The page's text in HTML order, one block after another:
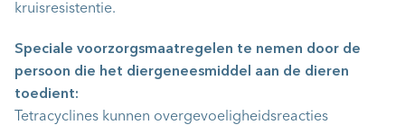
kruisresistentie.
Speciale voorzorgsmaatregelen te nemen door de
persoon die het diergeneesmiddel aan de dieren
toedient:
Tetracyclines kunnen overgevoeligheidsreacties